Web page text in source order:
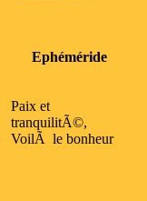
Ephéméride
Paix et
tranquilitÃ©,
VoilÃ le bonheur